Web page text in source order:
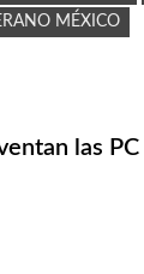
MÉXICO
las